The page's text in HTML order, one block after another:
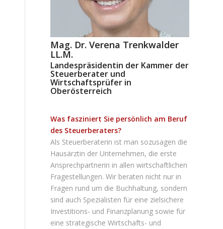
Mag. Dr. Verena Trenkwalder
LL.M.
Landespräsidentin der Kammer der
Steuerberater und
Wirtschaftsprüfer in
Oberösterreich
Was fasziniert Sie persönlich am Beruf
des Steuerberaters?
Als Steuerberaterin ist man sozusagen die
Hausärztin der Unternehmen, die erste
Ansprechpartnerin in allen wirtschaftlichen
Fragestellungen. Wir beraten nicht nur in
Fragen rund um die Buchhaltung, sondern
sind auch Spezialisten für eine zielsichere
Investitions- und Finanzplanung sowie für
eine strategische Wirtschafts- und